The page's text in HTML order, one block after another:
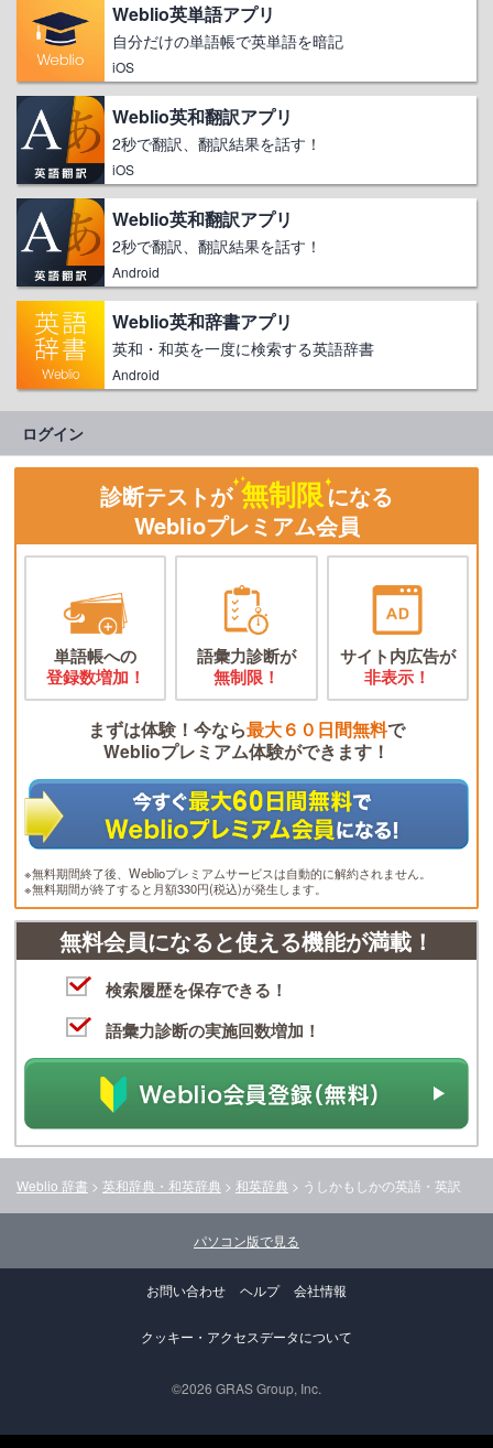
Weblio英単語アプリ
自分だけの単語帳で英単語を暗記
iOS
Weblio英和翻訳アプリ
2秒で翻訳、翻訳結果を話す！
iOS
Weblio英和翻訳アプリ
2秒で翻訳、翻訳結果を話す！
Android
Weblio英和辞書アプリ
英和・和英を一度に検索する英語辞書
Android
ログイン
診断テストが 無制限になる
Weblioプレミアム会員
単語帳への
登録数増加！
語彙力診断が
無制限！
サイト内広告が
非表示！
まずは体験！今なら最大６０日間無料で
Weblioプレミアム体験ができます！
※無料期間終了後、Weblioプレミアムサービスは自動的に解約されません。
※無料期間が終了すると月額330円(税込)が発生します。
無料会員になると使える機能が満載！
検索履歴を保存できる！
語彙力診断の実施回数増加！
Weblio 辞書 > 英和辞典・和英辞典 > 和英辞典 > うしかもしかの英語・英訳
パソコン版で見る
お問い合わせ ヘルプ 会社情報
クッキー・アクセスデータについて
©2026 GRAS Group, Inc.